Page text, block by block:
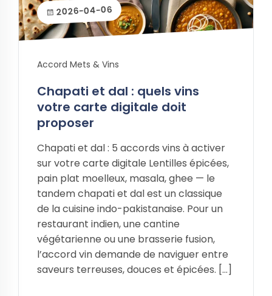
2026-04-06
Accord Mets & Vins
Chapati et dal : quels vins
votre carte digitale doit
proposer
Chapati et dal : 5 accords vins à activer
sur votre carte digitale Lentilles épicées,
pain plat moelleux, masala, ghee — le
tandem chapati et dal est un classique
de la cuisine indo-pakistanaise. Pour un
restaurant indien, une cantine
végétarienne ou une brasserie fusion,
l’accord vin demande de naviguer entre
saveurs terreuses, douces et épicées. […]